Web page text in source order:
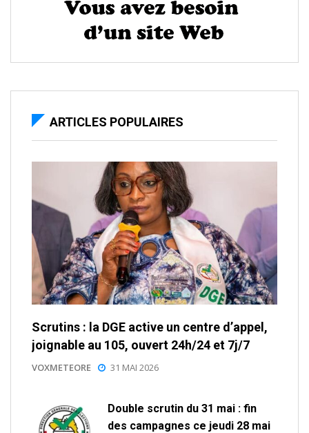
ARTICLES POPULAIRES
Scrutins : la DGE active un centre d’appel,
joignable au 105, ouvert 24h/24 et 7j/7
VOXMETEORE 31 MAI 2026
Double scrutin du 31 mai : fin
des campagnes ce jeudi 28 mai